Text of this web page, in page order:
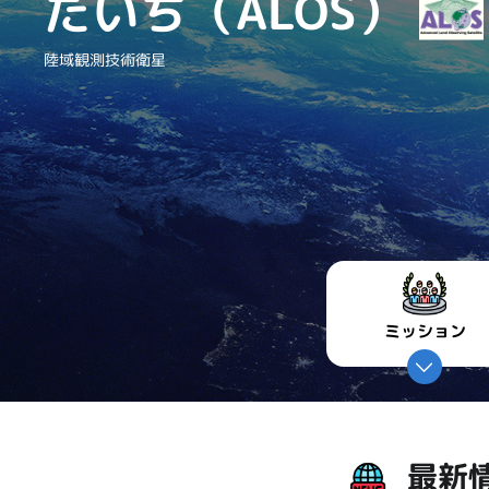
陸域観測技術衛星
ミッション
最新